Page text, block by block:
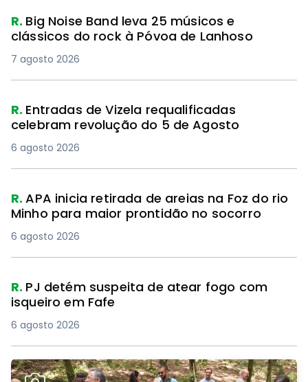
R. Big Noise Band leva 25 músicos e
clássicos do rock à Póvoa de Lanhoso
7 agosto 2026
R. Entradas de Vizela requalificadas
celebram revolução do 5 de Agosto
6 agosto 2026
R.APA inicia retirada de areias na Foz do rio
Minho para maior prontidão no socorro
6 agosto 2026
R. PJ detém suspeita de atear fogo com
isqueiro em Fafe
6 agosto 2026